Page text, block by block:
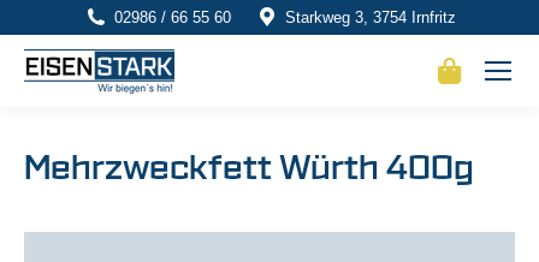
02986 / 66 55 60 Starkweg 3, 3754 Irnfritz
Mehrzweckfett Würth 400g